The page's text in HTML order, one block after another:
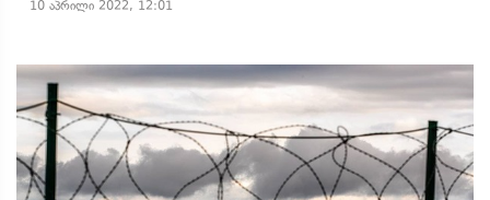
10 აპრილი 2022, 12:01